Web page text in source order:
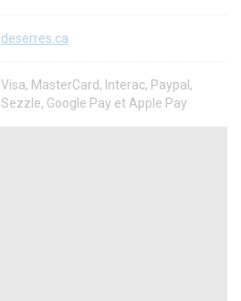
deserres.ca
Visa, MasterCard, Interac, Paypal,
Sezzle, Google Pay et Apple Pay